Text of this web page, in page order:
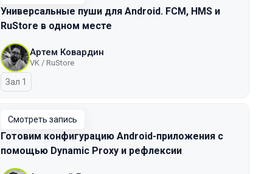
Универсальные пуши для Android. FCM, HMS и
RuStore в одном месте
Артем Ковардин
VK / RuStore
Зал 1
Смотреть запись
Готовим конфигурацию Android-приложения с
помощью Dynamic Proxy и рефлексии